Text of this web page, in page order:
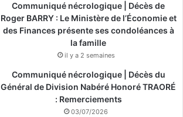
Communiqué nécrologique | Décès de
Roger BARRY : Le Ministère de l’Économie et
des Finances présente ses condoléances à
la famille
il y a 2 semaines
Communiqué nécrologique | Décès du
Général de Division Nabéré Honoré TRAORÉ
: Remerciements
03/07/2026